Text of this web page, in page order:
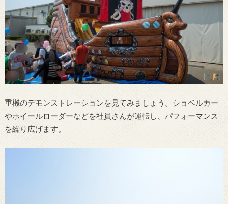
重機のデモンストレーションを見てみましょう。ショベルカー
やホイールローダーなどを社員さんが運転し、パフォーマンス
を繰り広げます。